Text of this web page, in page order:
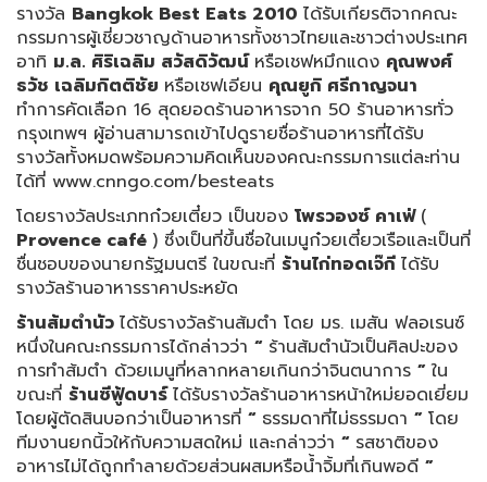
รางวัล Bangkok Best Eats 2010 ได้รับเกียรติจากคณะ
กรรมการผู้เชี่ยวชาญด้านอาหารทั้งชาวไทยและชาวต่างประเทศ
อาทิ ม.ล. ศิริเฉลิม สวัสดิวัฒน์ หรือเชฟหมึกแดง คุณพงศ์
ธวัช เฉลิมกิตติชัย หรือเชฟเอียน คุณยูกิ ศรีกาญจนา
ทำการคัดเลือก 16 สุดยอดร้านอาหารจาก 50 ร้านอาหารทั่ว
กรุงเทพฯ ผู้อ่านสามารถเข้าไปดูรายชื่อร้านอาหารที่ได้รับ
รางวัลทั้งหมดพร้อมความคิดเห็นของคณะกรรมการแต่ละท่าน
ได้ที่ www.cnngo.com/besteats
โดยรางวัลประเภทก๋วยเตี๋ยว เป็นของ โพรวองซ์ คาเฟ่ (
Provence café ) ซึ่งเป็นที่ขึ้นชื่อในเมนูก๋วยเตี๋ยวเรือและเป็นที่
ชื่นชอบของนายกรัฐมนตรี ในขณะที่ ร้านไก่ทอดเจ๊กี ได้รับ
รางวัลร้านอาหารราคาประหยัด
ร้านส้มตำนัว ได้รับรางวัลร้านส้มตำ โดย มร. เมสัน ฟลอเรนซ์
หนึ่งในคณะกรรมการได้กล่าวว่า “ ร้านส้มตำนัวเป็นศิลปะของ
การทำส้มตำ ด้วยเมนูที่หลากหลายเกินกว่าจินตนาการ ”ใน
ขณะที่ ร้านซีฟู้ดบาร์ได้รับรางวัลร้านอาหารหน้าใหม่ยอดเยี่ยม
โดยผู้ตัดสินบอกว่าเป็นอาหารที่ “ ธรรมดาที่ไม่ธรรมดา ” โดย
ทีมงานยกนิ้วให้กับความสดใหม่ และกล่าวว่า “ รสชาติของ
อาหารไม่ได้ถูกทำลายด้วยส่วนผสมหรือน้ำจิ้มที่เกินพอดี ”